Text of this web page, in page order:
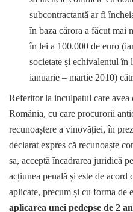
subcontractantă ar fi
în baza cărora a făcut mai
în lei a 100.000 de euro
societate și echivalentul în
ianuarie – martie 2010)
Referitor la inculpatul care avea
România, cu care procurorii
recunoaștere a vinovăției, în
declarat expres că recunoaște
sa, acceptă încadrarea juridică
acțiunea penală și este de
aplicate, precum și cu forma de
aplicarea unei pedepse de 2